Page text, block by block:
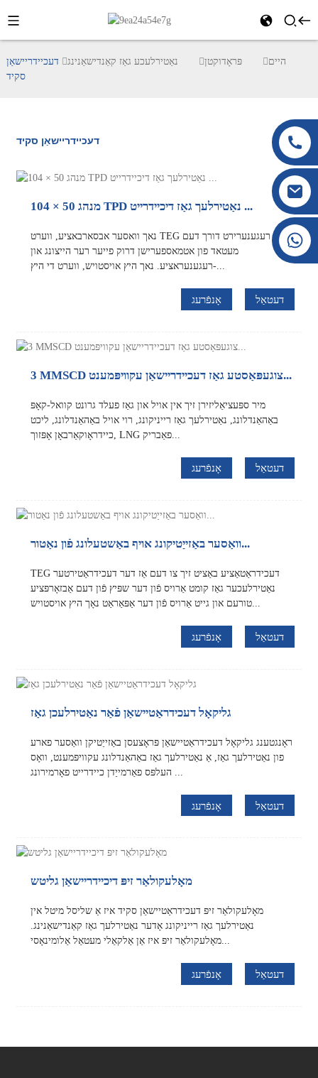
+86 177 8117 4421
+86 138 8076 0589
היים פּראָדוקטן נאַטירלעכע גאַז קאַנדישאַנינג
דעכיידריישאַן
סקיד
דעכיידריישאַן סקיד
מנהג 50 × 104 TPD נאַטירלעך גאַז דיכיידרייט ...
נאך וואסער אבסארבאציע, ווערט TEG רעגענערירט דורך דעם
מעטאד פון אטמאספערישן דרוק פייער רער הייצונג און
רעגענעראציע. נאך היץ אויסטויש, ווערט די היץ-...
אָנפֿרעג דעטאַל
3 MMSCD צוגעפּאַסטע גאַז דעכיידריישאַן עקוויפּמענט...
מיר ספּעציאַליזירן זיך אין אויל און גאַז פעלד גרונט קוואל-קאָפּ
באַהאַנדלונג, נאַטירלעך גאַז רייניקונג, רוי אויל באַהאַנדלונג, ליכט
כיידראָוקאַרבאָן אָפּזוך, LNG פאַבריק...
אָנפֿרעג דעטאַל
וואַסער באַזייַטיקונג אויף באַשטעלונג פֿון נאַטור...
TEG דעכידראַטאַציע באַציט זיך צו דעם אַז דער דעכידראַטירטער
נאַטירלעכער גאַז קומט אַרויס פֿון דער שפּיץ פֿון דעם אַבזאָרפּציע
טורעם און גייט אַרויס פֿון דער אַפּאַראַט נאָך היץ אויסטויש...
אָנפֿרעג דעטאַל
גליקאָל דעכידראַטיישאַן פֿאַר נאַטירלעכן גאַז
ראָנגטענג גליקאָל דעכידראַטיישאַן פּראָצעסן באַזייַטיקן וואַסער פארע
פון ​​נאַטירלעך גאַז, אַ נאַטירלעך גאַז באַהאַנדלונג עקוויפּמענט, וואָס
אָנפֿרעג דעטאַל
מאָלעקולאַר זיפּ דיכיידריישאַן גליטש
מאָלעקולאַר זיפּ דעכידראַטיישאַן סקיד איז אַ שליסל מיטל אין
נאַטירלעך גאַז רייניקונג אָדער נאַטירלעך גאַז קאַנדישאַנינג.
מאָלעקולאַר זיפּ איז אַן אַלקאַלי מעטאַל אַלומינאָסי...
אָנפֿרעג דעטאַל